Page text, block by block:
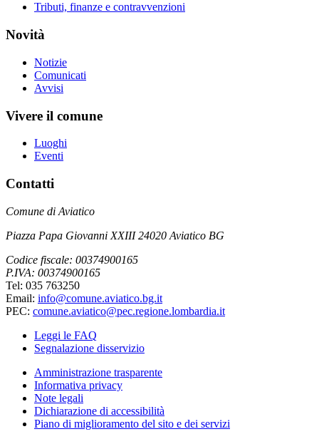
Tributi, finanze e contravvenzioni
Novità
Notizie
Comunicati
Avvisi
Vivere il comune
Luoghi
Eventi
Contatti
Comune di Aviatico
Piazza Papa Giovanni XXIII 24020 Aviatico BG
Codice fiscale: 00374900165
P.IVA: 00374900165
Tel: 035 763250
Email: info@comune.aviatico.bg.it
PEC: comune.aviatico@pec.regione.lombardia.it
Leggi le FAQ
Segnalazione disservizio
Amministrazione trasparente
Informativa privacy
Note legali
Dichiarazione di accessibilità
Piano di miglioramento del sito e dei servizi